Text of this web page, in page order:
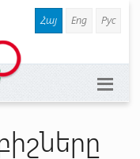
Հայ Eng Рус